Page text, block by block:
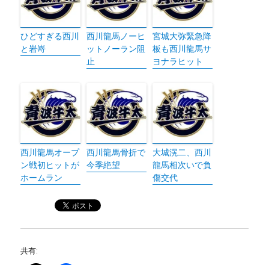
ひどすぎる西川
と岩嵜
西川龍馬ノーヒ
ットノーラン阻
止
宮城大弥緊急降
板も西川龍馬サ
ヨナラヒット
西川龍馬オープ
ン戦初ヒットが
ホームラン
西川龍馬骨折で
今季絶望
大城滉二、西川
龍馬相次いで負
傷交代
共有: